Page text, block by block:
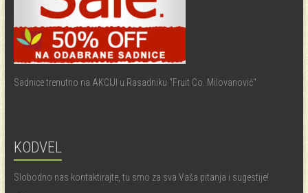
Sadnice trenutno na AKCIJI u Rasadniku "Fruit Co. Milovanović"
KODVEL
Slobodno nas kontaktirajte, tu smo za sva Vaša pitanja i sugestije!